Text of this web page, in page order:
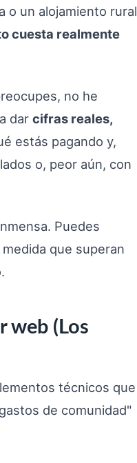
o un alojamiento rural
cuesta realmente
no he
dar cifras reales,
estás pagando y,
o, peor aún, con
Puedes
que superan
web (Los
técnicos que
de comunidad"